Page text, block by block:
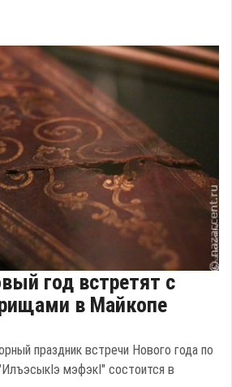
год встретят с
в Майкопе
праздник встречи Нового года по
мэфэкI" состоится в